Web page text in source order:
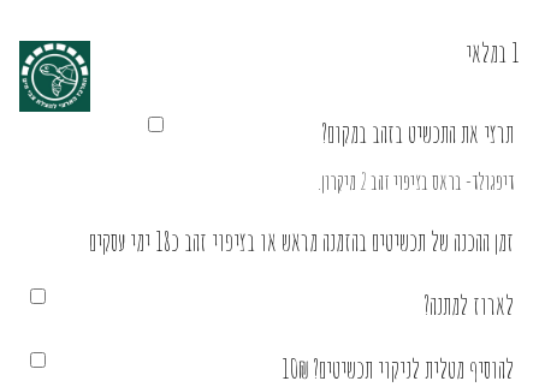
1 במלאי
תרצי את התכשיט בזהב במקום?
דיפגולד- בראס בציפוי זהב 2 מיקרון.
זמן ההכנה של תכשיטים בהזמנה מראש או בציפוי זהב כ18 ימי עסקים
לארוז למתנה?
להוסיף מטלית לניקוי תכשיטים? 10₪